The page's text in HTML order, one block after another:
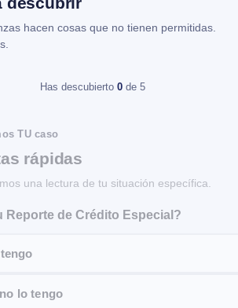
hacen cosas que no tienen permitidas.
Has descubierto 0 de 5
TU caso
rápidas
una lectura de tu situación específica.
Reporte de Crédito Especial?
lo tengo